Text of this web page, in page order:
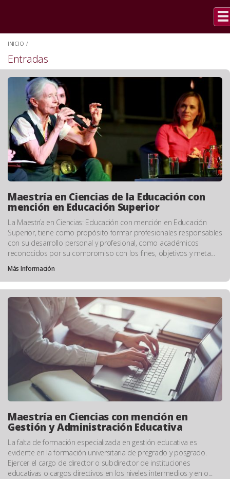
INICIO /
Entradas
Maestría en Ciencias de la Educación con
mención en Educación Superior
La Maestría en Ciencias: Educación con mención en Educación
Superior, tiene como propósito formar profesionales responsables
con su desarrollo personal y profesional, como académicos
reconocidos por su compromiso con los fines, objetivos y meta...
Más Información
Maestría en Ciencias con mención en
Gestión y Administración Educativa
La falta de formación especializada en gestión educativa es
evidente en la formación universitaria de pregrado y posgrado.
Ejercer el cargo de director o subdirector de instituciones
educativas o cargos directivos en los niveles intermedios y en o...